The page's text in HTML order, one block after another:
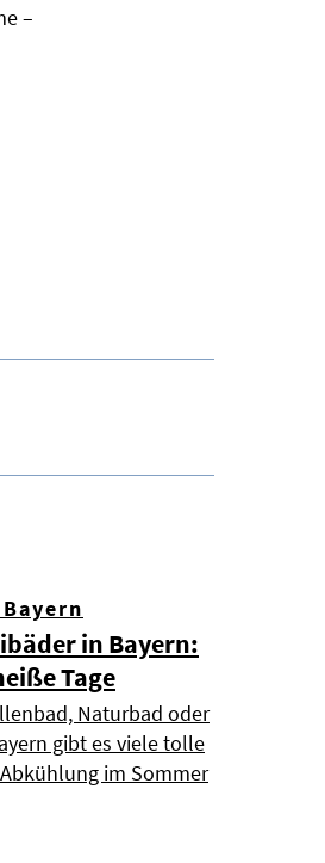
–
in Bayern:
Tage
Naturbad oder
gibt es viele tolle
im Sommer